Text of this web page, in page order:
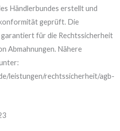
Händlerbundes erstellt und
geprüft. Die
für die Rechtssicherheit
Abmahnungen. Nähere
leistungen/rechtssicherheit/agb-